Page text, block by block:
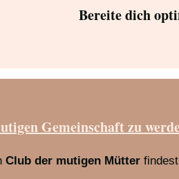
Bereite dich
Gemeinschaft zu
Club der mutigen Mütter